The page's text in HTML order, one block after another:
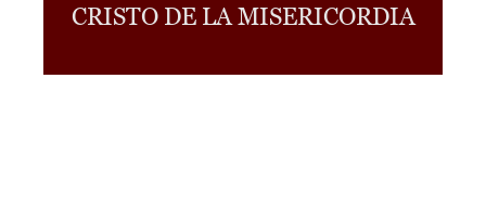
CRISTO DE LA MISERICORDIA